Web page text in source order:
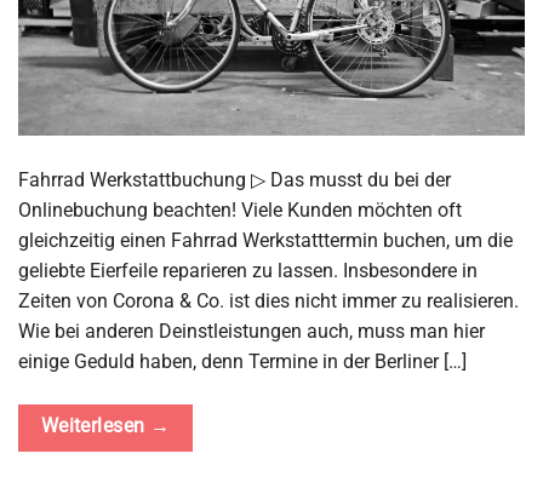
Fahrrad Werkstattbuchung ▷ Das musst du bei der
Onlinebuchung beachten! Viele Kunden möchten oft
gleichzeitig einen Fahrrad Werkstatttermin buchen, um die
geliebte Eierfeile reparieren zu lassen. Insbesondere in
Zeiten von Corona & Co. ist dies nicht immer zu realisieren.
Wie bei anderen Deinstleistungen auch, muss man hier
einige Geduld haben, denn Termine in der Berliner […]
Weiterlesen →